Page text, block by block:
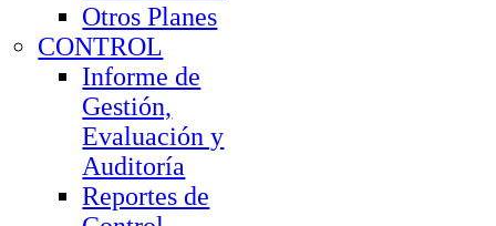
Otros Planes
CONTROL
Informe de
Gestión,
Evaluación y
Auditoría
Reportes de